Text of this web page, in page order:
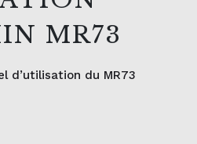
MR73
d’utilisation du MR73